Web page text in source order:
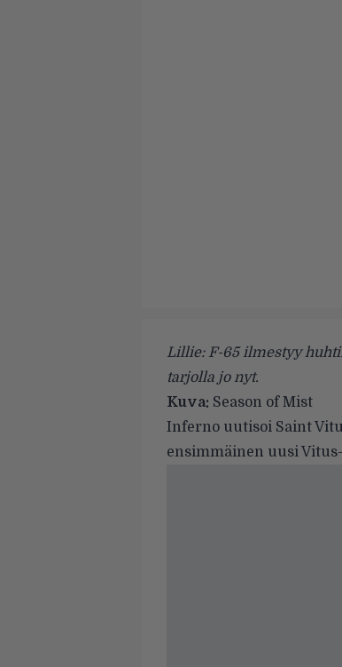
Lillie: F-65 ilmestyy
tarjolla jo nyt.
Kuva: Season of Mist
Inferno uutisoi Saint
ensimmäinen uusi